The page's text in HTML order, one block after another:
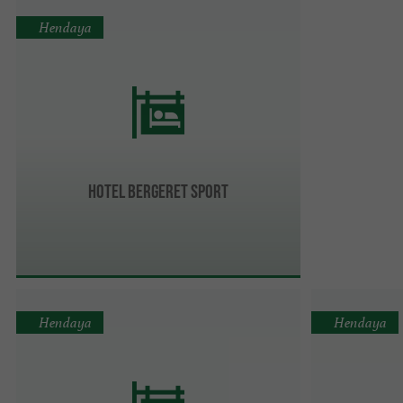
HOTEL BERGERET SPORT
Hendaya
Hendaya Hendaya